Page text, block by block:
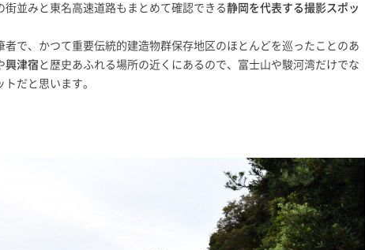
並みと東名高速道路もまとめて確認できる静岡を代表する撮影スポッ
で、かつて重要伝統的建造物群保存地区のほとんどを巡ったことのあ
興津宿 と歴史あふれる場所の近くにあるので、富士山や駿河湾だけでな
だと思います。